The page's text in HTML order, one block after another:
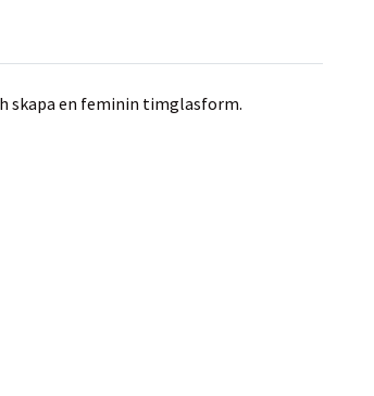
skapa en feminin timglasform.